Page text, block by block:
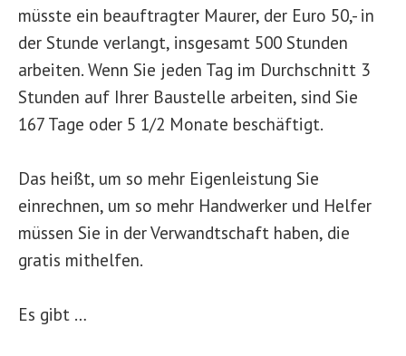
müsste ein beauftragter Maurer, der Euro 50,- in
der Stunde verlangt, insgesamt 500 Stunden
arbeiten. Wenn Sie jeden Tag im Durchschnitt 3
Stunden auf Ihrer Baustelle arbeiten, sind Sie
167 Tage oder 5 1/2 Monate beschäftigt.
Das heißt, um so mehr Eigenleistung Sie
einrechnen, um so mehr Handwerker und Helfer
müssen Sie in der Verwandtschaft haben, die
gratis mithelfen.
Es gibt …